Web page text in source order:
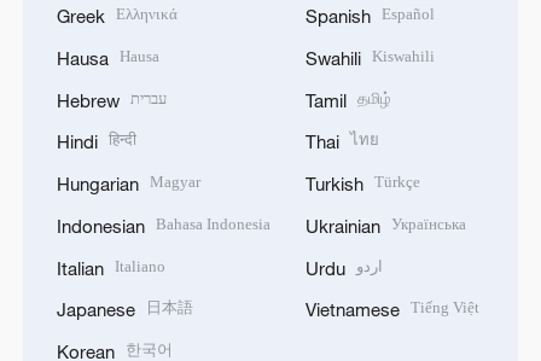
Greek Ελληνικά
Hausa Hausa
Hebrew עברית
Hindi हिन्दी
Hungarian Magyar
Indonesian Bahasa Indonesia
Italian Italiano
Japanese 日本語
Korean 한국어
Spanish Español
Swahili Kiswahili
Tamil தமிழ்
Thai ไทย
Turkish Türkçe
Ukrainian Українська
Urdu اردو
Vietnamese Tiếng Việt